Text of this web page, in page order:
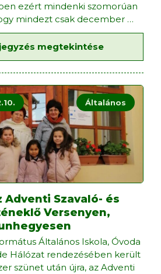
ezért mindenki szomorúan
mindezt csak december …
megtekintése
Általános
Adventi Szavaló- és
Versenyen,
Általános Iskola, Óvoda
Hálózat rendezésében került
szünet után újra, az Adventi